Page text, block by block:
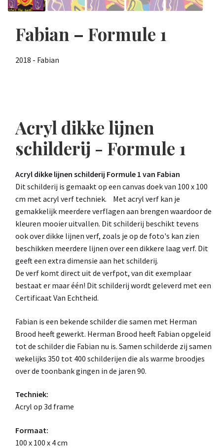
Fabian – Formule 1
2018 - Fabian
Acryl dikke lijnen
schilderij - Formule 1
Acryl dikke lijnen schilderij Formule 1 van Fabian
Dit schilderij is gemaakt op een canvas doek van 100 x 100
cm met acryl verf techniek. Met acryl verf kan je
gemakkelijk meerdere verflagen aan brengen waardoor de
kleuren mooier uitvallen. Dit schilderij beschikt tevens
ook over dikke lijnen verf, zoals je op de foto's kan zien
beschikken meerdere lijnen over een dikkere laag verf. Dit
geeft een extra dimensie aan het schilderij.
De verf komt direct uit de verfpot, van dit exemplaar
bestaat er maar één! Dit schilderij wordt geleverd met een
Certificaat Van Echtheid.
Fabian is een bekende schilder die samen met Herman
Brood heeft gewerkt. Herman Brood heeft Fabian opgeleid
tot de schilder die Fabian nu is. Samen schilderde zij samen
wekelijks 350 tot 400 schilderijen die als warme broodjes
over de toonbank gingen in de jaren 90.
Techniek:
Acryl op 3d frame
Formaat:
100 x 100 x 4 cm